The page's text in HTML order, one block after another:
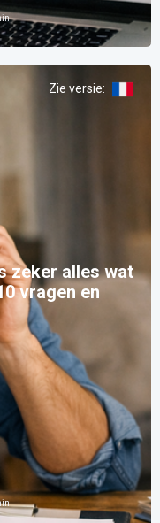
Zie versie:
zeker alles wat
vragen en